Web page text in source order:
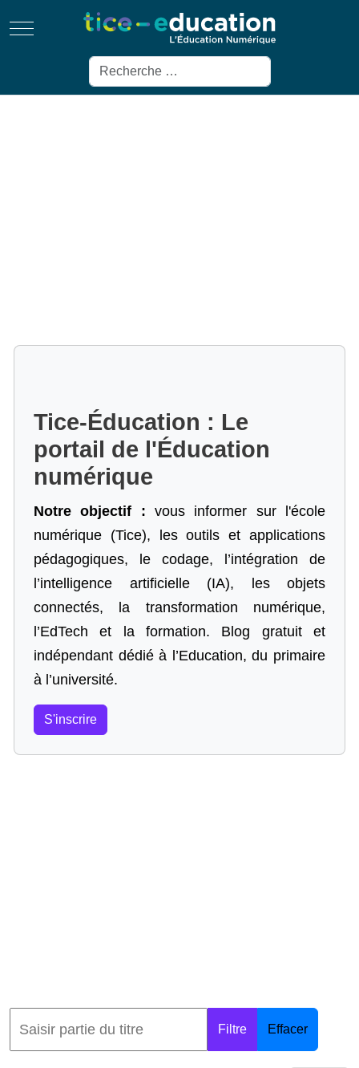
Mobile Menu Toggle
Rechercher
Tice-Éducation : Le
portail de l'Éducation
numérique
Notre objectif : vous informer sur l'école
numérique (Tice), les outils et applications
pédagogiques, le codage,
l’intégration de
l’intelligence artificielle (IA), les objets
connectés, la transformation numérique,
l’EdTech et la formation. Blog gratuit et
indépendant dédié à l’Education, du primaire
à l’université.
S'inscrire
Filtre Effacer